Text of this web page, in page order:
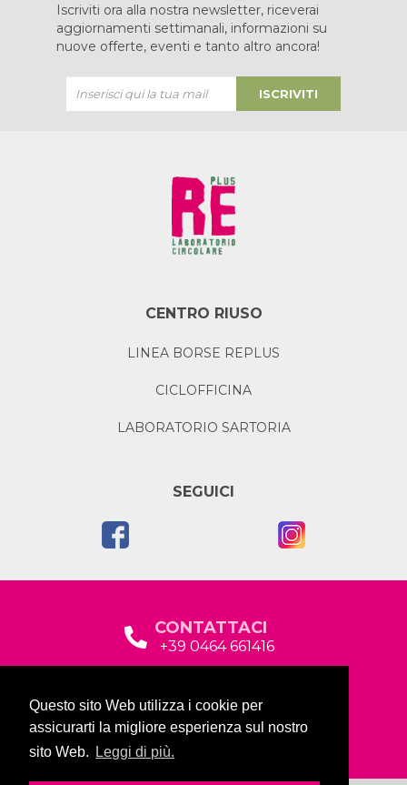
Questo sito Web utilizza i cookie per
assicurarti la migliore esperienza sul nostro
sito Web.
Leggi di più.
Iscriviti ora alla nostra newsletter, riceverai
aggiornamenti settimanali, informazioni su
nuove offerte, eventi e tanto altro ancora!
ISCRIVITI
CENTRO RIUSO
LINEA BORSE REPLUS
CICLOFFICINA
LABORATORIO SARTORIA
SEGUICI
CONTATTACI
+39 0464 661416
Via Baltera, 19
38066 Riva del Garda (TN)